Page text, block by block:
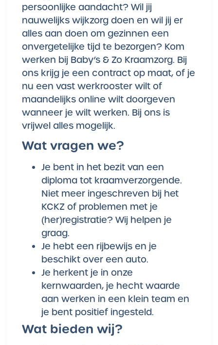
persoonlijke aandacht? Wil jij
nauwelijks wijkzorg doen en wil jij er
alles aan doen om gezinnen een
onvergetelijke tijd te bezorgen? Kom
werken bij Baby’s & Zo Kraamzorg. Bij
ons krijg je een contract op maat, of je
nu een vast werkrooster wilt of
maandelijks online wilt doorgeven
wanneer je wilt werken. Bij ons is
vrijwel alles mogelijk.
Wat vragen we?
Je bent in het bezit van een
diploma tot kraamverzorgende.
Niet meer ingeschreven bij het
KCKZ of problemen met je
(her)registratie? Wij helpen je
graag.
Je hebt een rijbewijs en je
beschikt over een auto.
Je herkent je in onze
kernwaarden, je hecht waarde
aan werken in een klein team en
je bent positief ingesteld.
Wat bieden wij?